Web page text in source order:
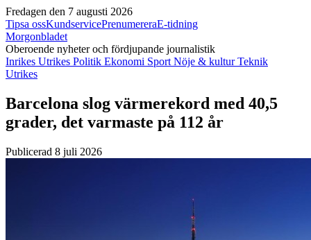
Fredagen den 7 augusti 2026
Tipsa ossKundservicePrenumereraE-tidning
Morgonbladet
Oberoende nyheter och fördjupande journalistik
Inrikes Utrikes Politik Ekonomi Sport Nöje & kulturTeknik
Utrikes
Barcelona slog värmerekord med 40,5
grader, det varmaste på 112 år
Publicerad 8 juli 2026